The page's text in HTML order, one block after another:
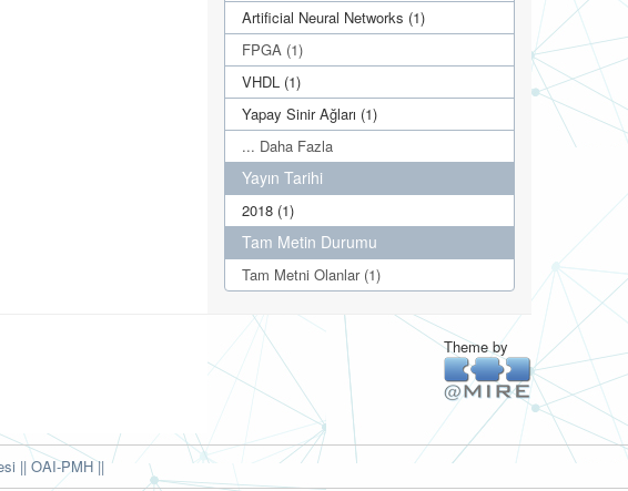
Artificial Neural Networks (1)
FPGA (1)
VHDL (1)
Yapay Sinir Ağları (1)
... Daha Fazla
Yayın Tarihi
2018 (1)
Tam Metin Durumu
Tam Metni Olanlar (1)
Theme by
|| OAI-PMH ||